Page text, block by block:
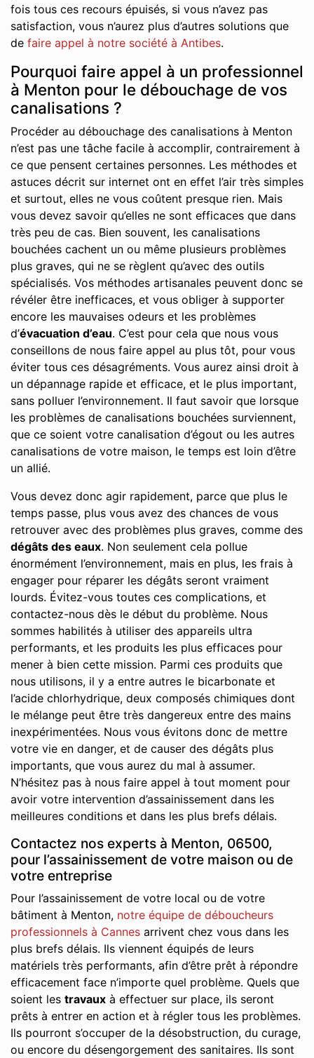
fois tous ces recours épuisés, si vous n’avez pas
satisfaction, vous n’aurez plus d’autres solutions que
de faire appel à notre société à Antibes.
Pourquoi faire appel à un professionnel
à Menton pour le débouchage de vos
canalisations ?
Procéder au débouchage des canalisations à Menton
n’est pas une tâche facile à accomplir, contrairement à
ce que pensent certaines personnes. Les méthodes et
astuces décrit sur internet ont en effet l’air très simples
et surtout, elles ne vous coûtent presque rien. Mais
vous devez savoir qu’elles ne sont efficaces que dans
très peu de cas. Bien souvent, les canalisations
bouchées cachent un ou même plusieurs problèmes
plus graves, qui ne se règlent qu’avec des outils
spécialisés. Vos méthodes artisanales peuvent donc se
révéler être inefficaces, et vous obliger à supporter
encore les mauvaises odeurs et les problèmes
d’évacuation d’eau. C’est pour cela que nous vous
conseillons de nous faire appel au plus tôt, pour vous
éviter tous ces désagréments. Vous aurez ainsi droit à
un dépannage rapide et efficace, et le plus important,
sans polluer l’environnement. Il faut savoir que lorsque
les problèmes de canalisations bouchées surviennent,
que ce soient votre canalisation d’égout ou les autres
canalisations de votre maison, le temps est loin d’être
un allié.
Vous devez donc agir rapidement, parce que plus le
temps passe, plus vous avez des chances de vous
retrouver avec des problèmes plus graves, comme des
dégâts des eaux. Non seulement cela pollue
énormément l’environnement, mais en plus, les frais à
engager pour réparer les dégâts seront vraiment
lourds. Évitez-vous toutes ces complications, et
contactez-nous dès le début du problème. Nous
sommes habilités à utiliser des appareils ultra
performants, et les produits les plus efficaces pour
mener à bien cette mission. Parmi ces produits que
nous utilisons, il y a entre autres le bicarbonate et
l’acide chlorhydrique, deux composés chimiques dont
le mélange peut être très dangereux entre des mains
inexpérimentées. Nous vous évitons donc de mettre
votre vie en danger, et de causer des dégâts plus
importants, que vous aurez du mal à assumer.
N’hésitez pas à nous faire appel à tout moment pour
avoir votre intervention d’assainissement dans les
meilleures conditions et dans les plus brefs délais.
Contactez nos experts à Menton, 06500,
pour l’assainissement de votre maison ou de
votre entreprise
Pour l’assainissement de votre local ou de votre
bâtiment à Menton, notre équipe de déboucheurs
professionnels à Cannes arrivent chez vous dans les
plus brefs délais. Ils viennent équipés de leurs
matériels très performants, afin d’être prêt à répondre
efficacement face n’importe quel problème. Quels que
soient les travaux à effectuer sur place, ils seront
prêts à entrer en action et à régler tous les problèmes.
Ils pourront s’occuper de la désobstruction, du curage,
ou encore du désengorgement des sanitaires. Ils sont